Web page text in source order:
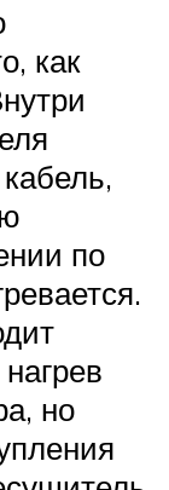
как
по
но